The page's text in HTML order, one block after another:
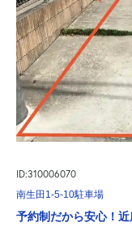
ID:310006070
南生田1-5-10駐車場
予約制だから安心！近